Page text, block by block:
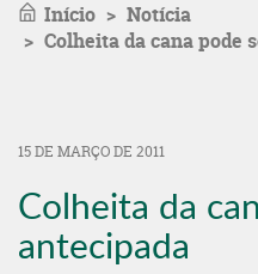
Início
Notícia
Colheita da cana pode
15 DE MARÇO DE 2011
Colheita da
antecipada